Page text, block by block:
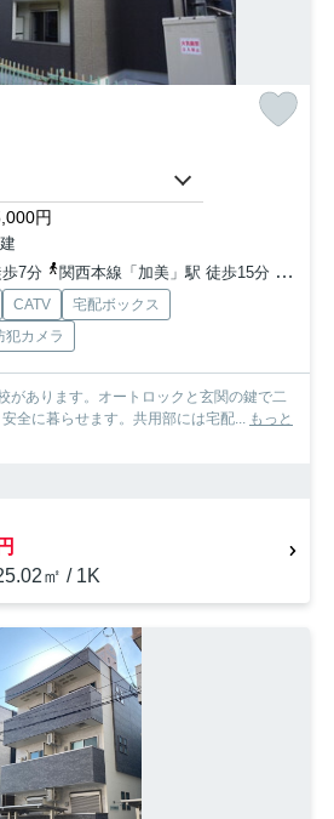
円
7分
関西本線「加美」駅 徒歩15分 地下
CATV
宅配ボックス
犯カメラ
があります。オートロックと玄関の鍵で二
全に暮らせます。共用部には宅配... もっと
㎡ / 1K